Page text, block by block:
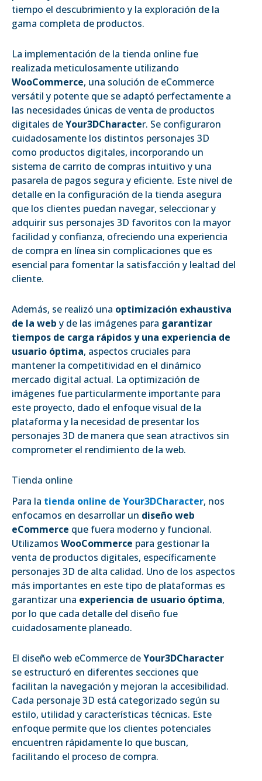
tiempo el descubrimiento y la exploración de la
gama completa de productos.
La implementación de la tienda online fue
realizada meticulosamente utilizando
WooCommerce, una solución de eCommerce
versátil y potente que se adaptó perfectamente a
las necesidades únicas de venta de productos
digitales deYour3DCharacter. Se configuraron
cuidadosamente los distintos personajes 3D
como productos digitales, incorporando un
sistema de carrito de compras intuitivo y una
pasarela de pagos segura y eficiente. Este nivel de
detalle en la configuración de la tienda asegura
que los clientes puedan navegar, seleccionar y
adquirir sus personajes 3D favoritos con la mayor
facilidad y confianza, ofreciendo una experiencia
de compra en línea sin complicaciones que es
esencial para fomentar la satisfacción y lealtad del
cliente.
Además, se realizó una optimización exhaustiva
de la web y de las imágenes para garantizar
tiempos de carga rápidos y una experiencia de
usuario óptima, aspectos cruciales para
mantener la competitividad en el dinámico
mercado digital actual. La optimización de
imágenes fue particularmente importante para
este proyecto, dado el enfoque visual de la
plataforma y la necesidad de presentar los
personajes 3D de manera que sean atractivos sin
comprometer el rendimiento de la web.
Tienda online
Para la tienda online de Your3DCharacter, nos
enfocamos en desarrollar un diseño web
eCommerce que fuera moderno y funcional.
Utilizamos WooCommerce para gestionar la
venta de productos digitales, específicamente
personajes 3D de alta calidad. Uno de los aspectos
más importantes en este tipo de plataformas es
garantizar una experiencia de usuario óptima,
por lo que cada detalle del diseño fue
cuidadosamente planeado.
El diseño web eCommerce deYour3DCharacter
se estructuró en diferentes secciones que
facilitan la navegación y mejoran la accesibilidad.
Cada personaje 3D está categorizado según su
estilo, utilidad y características técnicas. Este
enfoque permite que los clientes potenciales
encuentren rápidamente lo que buscan,
facilitando el proceso de compra.